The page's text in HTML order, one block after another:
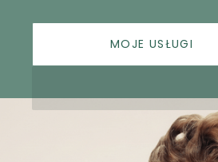
MOJE USŁUGI